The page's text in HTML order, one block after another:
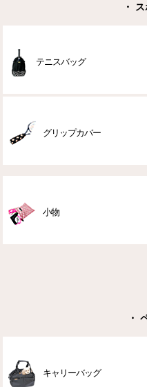
・
テニスバッグ
グリップカバー
小物
・
キャリーバッグ